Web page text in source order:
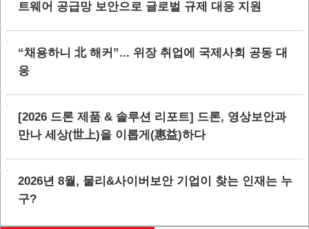
트웨어 공급망 보안으로 글로벌 규제 대응 지원
“채용하니 北 해커”... 위장 취업에 국제사회 공동 대
응
[2026 드론 제품 & 솔루션 리포트] 드론, 영상보안과
만나 세상(世上)을 이롭게(惠益)하다
2026년 8월, 물리&사이버보안 기업이 찾는 인재는 누
구?